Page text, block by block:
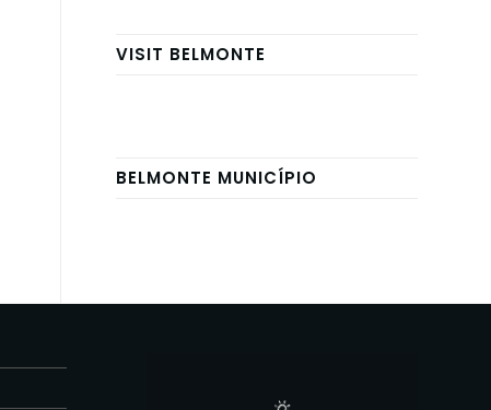
VISIT BELMONTE
BELMONTE MUNICÍPIO